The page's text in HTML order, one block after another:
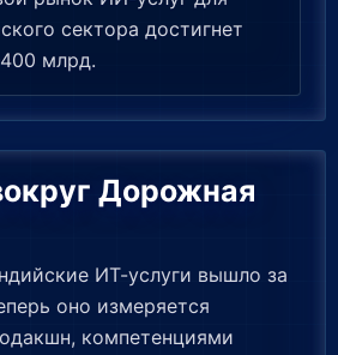
сектора достигнет
млрд.
Дорожная
ИТ-услуги вышло за
оно измеряется
компетенциями